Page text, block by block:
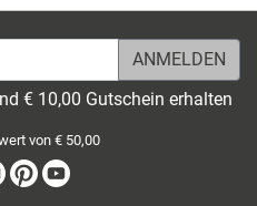
€ 10,00 Gutschein erhalten
von € 50,00
Instagram
Pinterest